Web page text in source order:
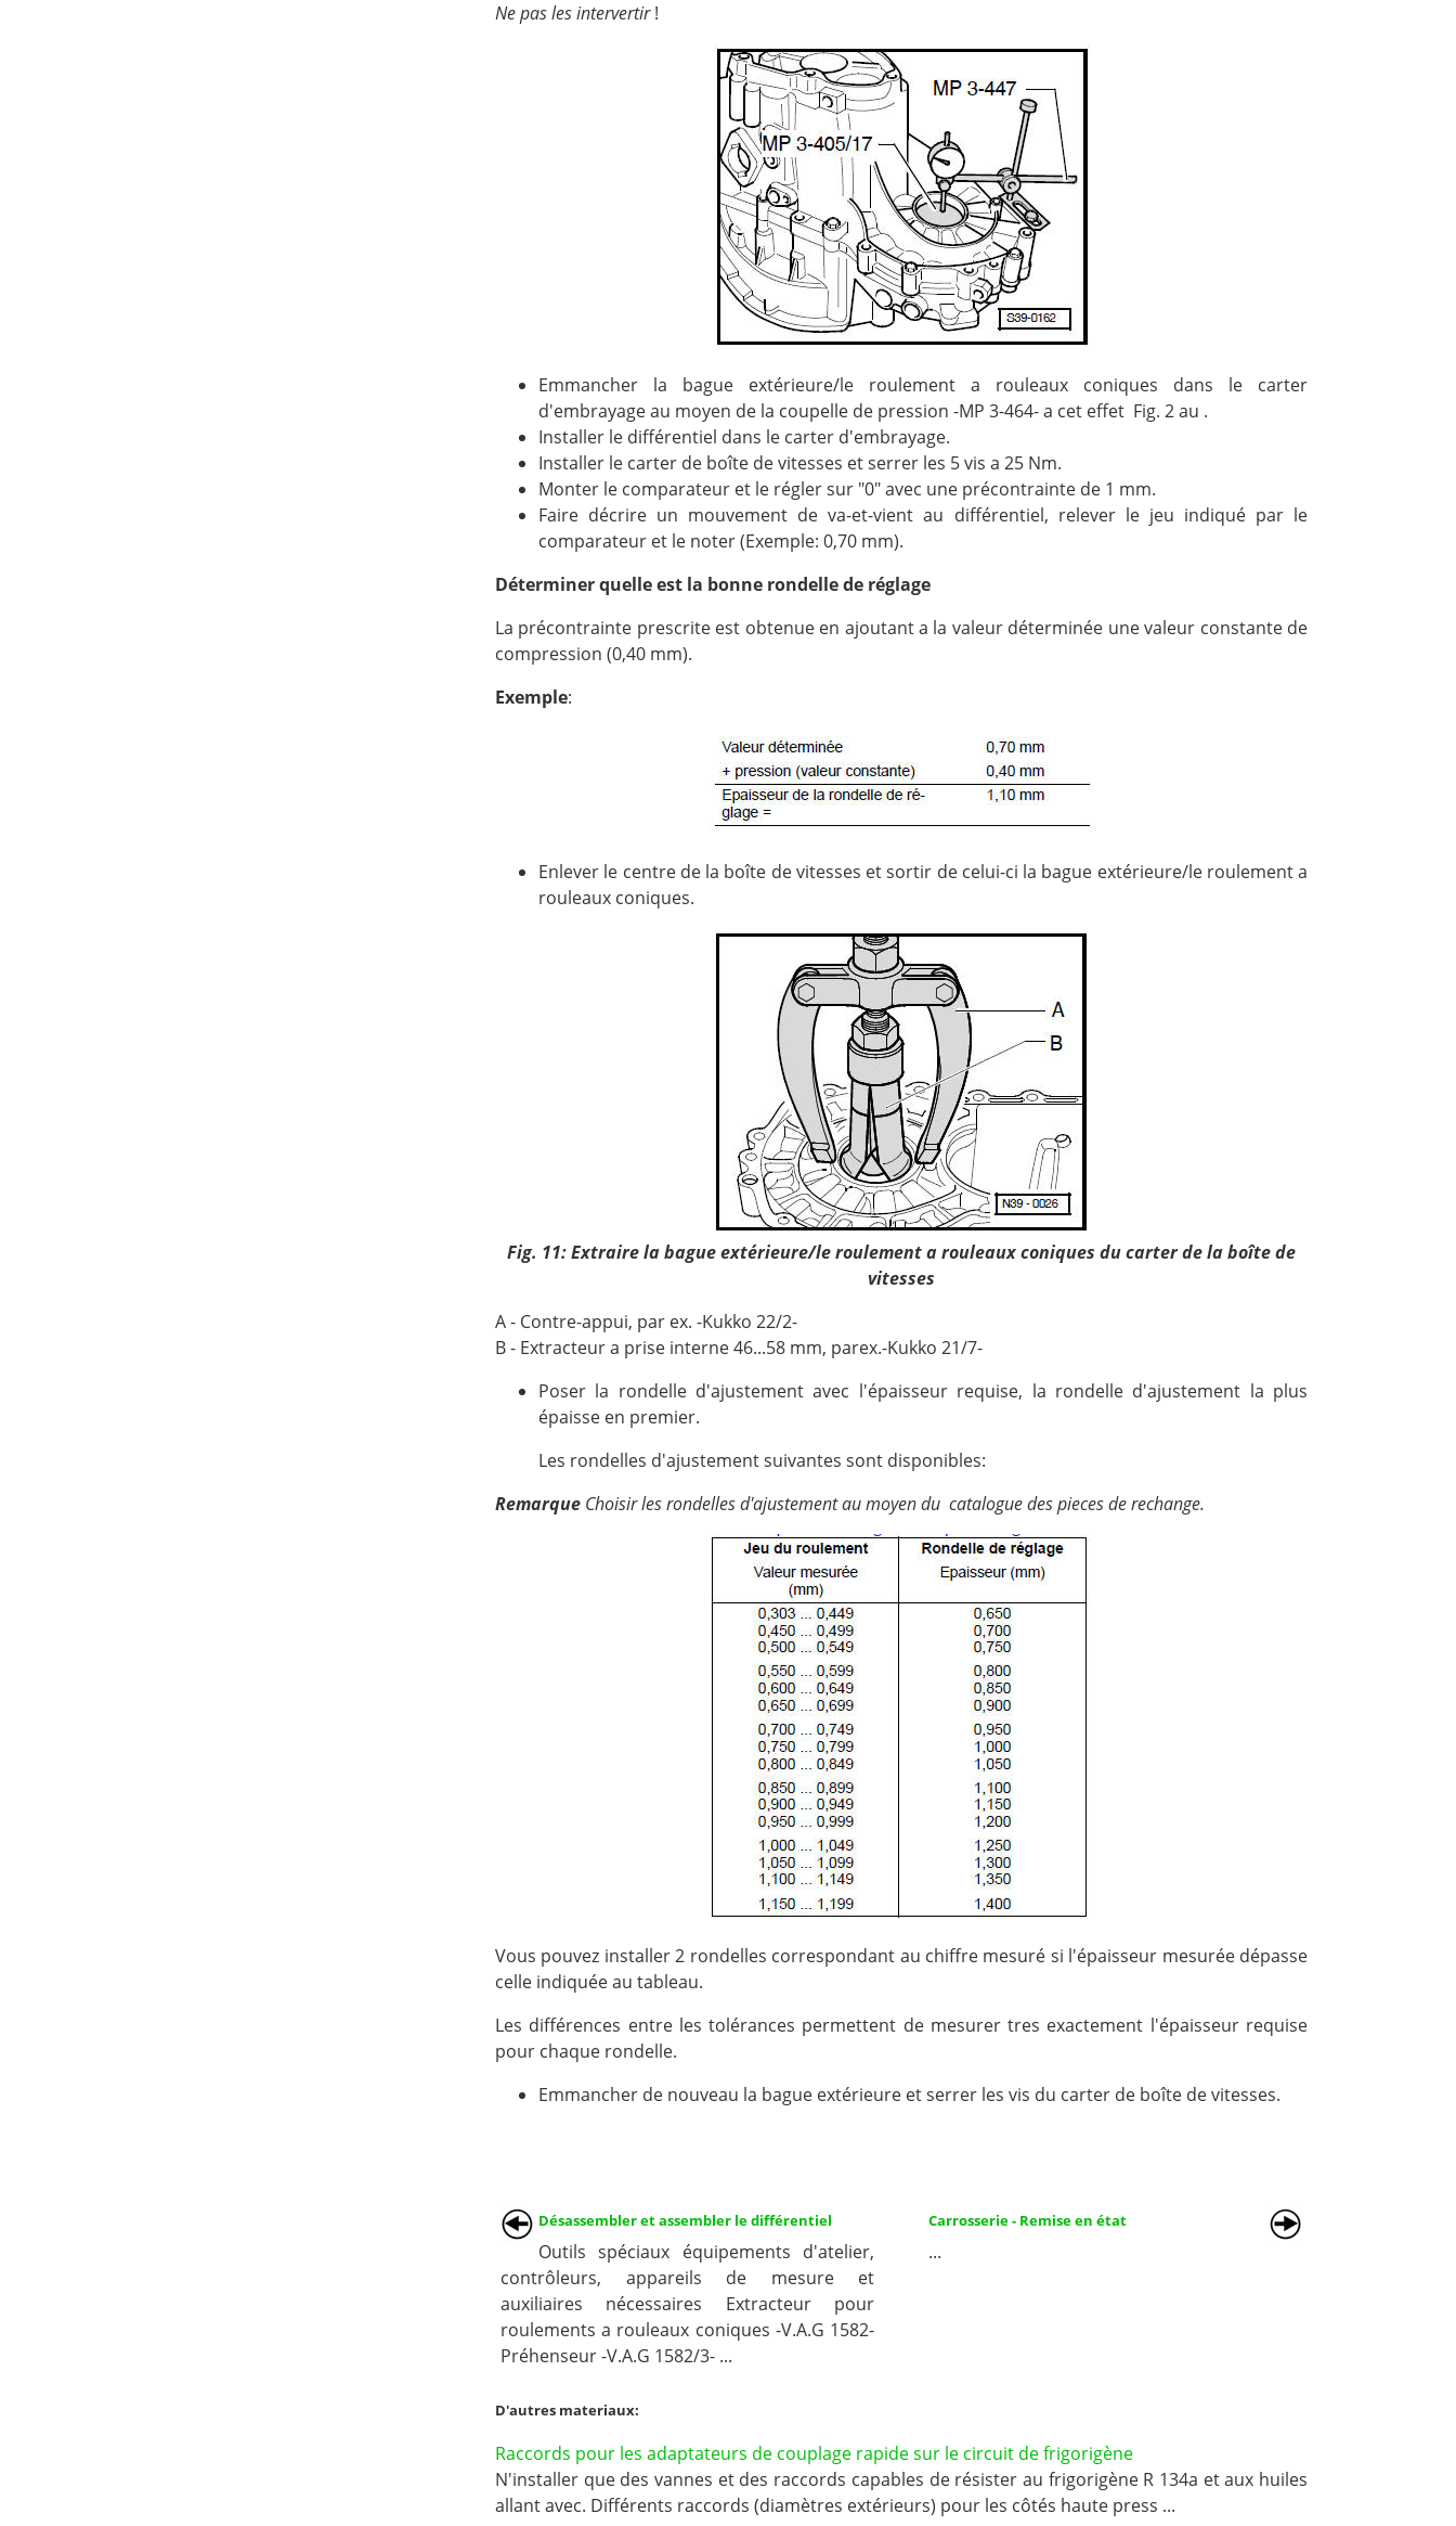
Ne pas les intervertir!
Emmancher la bague extérieure/le roulement a rouleaux coniques dans le carter
d'embrayage au moyen de la coupelle de pression -MP 3-464- a cet effet Fig. 2 au .
Installer le différentiel dans le carter d'embrayage.
Installer le carter de boîte de vitesses et serrer les 5 vis a 25 Nm.
Monter le comparateur et le régler sur "0" avec une précontrainte de 1 mm.
Faire décrire un mouvement de va-et-vient au différentiel, relever le jeu indiqué par le
comparateur et le noter (Exemple: 0,70 mm).
Déterminer quelle est la bonne rondelle de réglage
La précontrainte prescrite est obtenue en ajoutant a la valeur déterminée une valeur constante de
compression (0,40 mm).
Exemple:
Enlever le centre de la boîte de vitesses et sortir de celui-ci la bague extérieure/le roulement a
rouleaux coniques.
Fig. 11: Extraire la bague extérieure/le roulement a rouleaux coniques du carter de la boîte de
vitesses
A - Contre-appui, par ex. -Kukko 22/2-
B - Extracteur a prise interne 46...58 mm, parex.-Kukko 21/7-
Poser la rondelle d'ajustement avec l'épaisseur requise, la rondelle d'ajustement la plus
épaisse en premier.
Les rondelles d'ajustement suivantes sont disponibles:
Remarque Choisir les rondelles d'ajustement au moyen du catalogue des pieces de rechange.
Vous pouvez installer 2 rondelles correspondant au chiffre mesuré si l'épaisseur mesurée dépasse
celle indiquée au tableau.
Les différences entre les tolérances permettent de mesurer tres exactement l'épaisseur requise
pour chaque rondelle.
Emmancher de nouveau la bague extérieure et serrer les vis du carter de boîte de vitesses.
Désassembler et assembler le différentiel
Outils spéciaux équipements d'atelier,
contrôleurs, appareils de mesure et
auxiliaires nécessaires Extracteur pour
roulements a rouleaux coniques -V.A.G 1582-
Préhenseur -V.A.G 1582/3- ...
Carrosserie - Remise en état
...
D'autres materiaux:
Raccords pour les adaptateurs de couplage rapide sur le circuit de frigorigène
N'installer que des vannes et des raccords capables de résister au frigorigène R 134a et aux huiles
allant avec. Différents raccords (diamètres extérieurs) pour les côtés haute press ...